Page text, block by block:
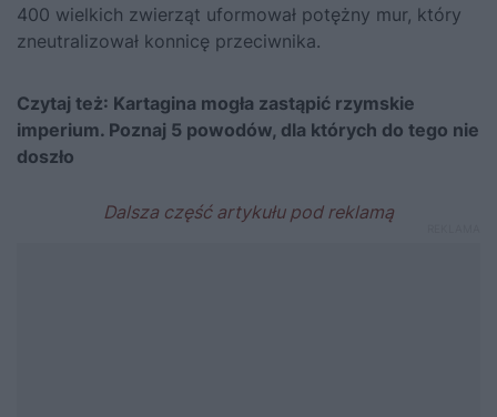
400 wielkich zwierząt uformował potężny mur, który
zneutralizował konnicę przeciwnika.
Czytaj też: Kartagina mogła zastąpić rzymskie
imperium. Poznaj 5 powodów, dla których do tego nie
doszło